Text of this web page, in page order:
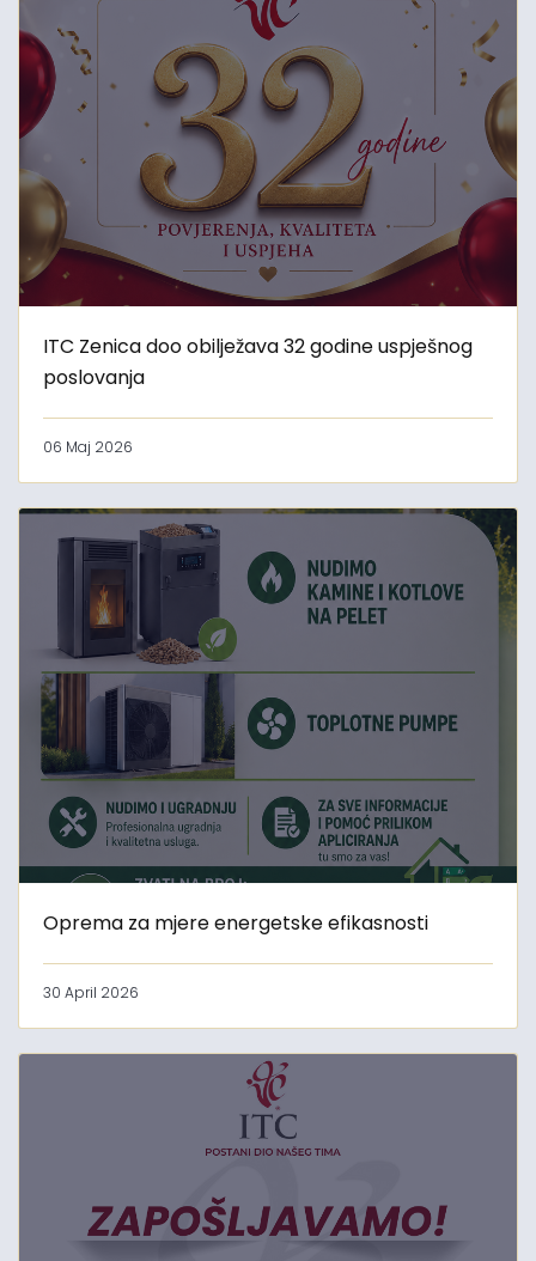
ITC Zenica doo obilježava 32 godine uspješnog
poslovanja
06 Maj 2026
Oprema za mjere energetske efikasnosti
30 April 2026